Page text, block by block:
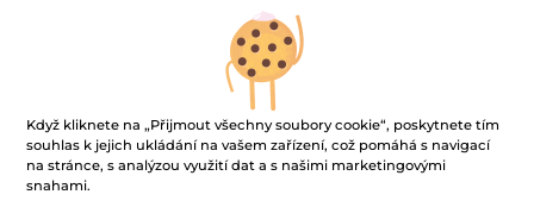
Když kliknete na „Přijmout všechny soubory cookie“, poskytnete tím
souhlas k jejich ukládání na vašem zařízení, což pomáhá s navigací
na stránce, s analýzou využití dat a s našimi marketingovými
snahami.